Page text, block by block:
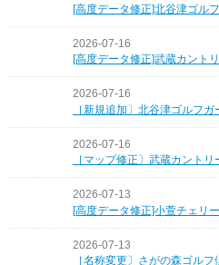
[高度データ修正]北谷津ゴル
2026-07-16
[高度データ修正]武蔵カント
2026-07-16
［新規追加〕北谷津ゴルフガ
2026-07-16
［マップ修正〕武蔵カント
2026-07-13
[高度データ修正]小萱チェリ
2026-07-13
［名称変更〕さがの森ゴルフ